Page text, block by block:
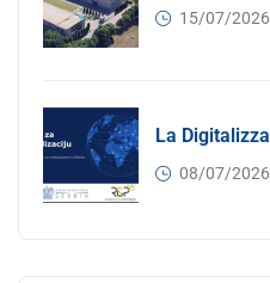
15/07/2026
08/07/2026